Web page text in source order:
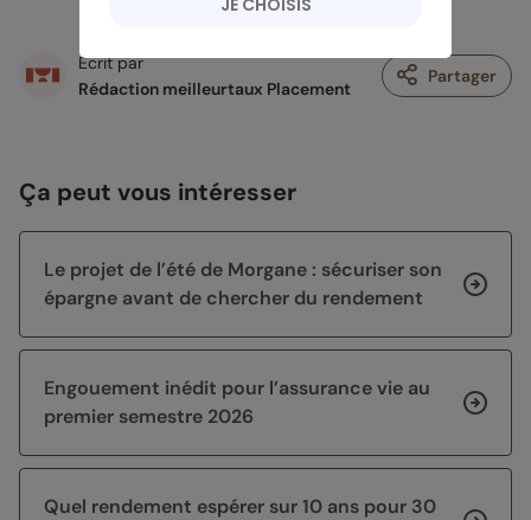
Écrit par
Rédaction meilleurtaux Placement
Partager
Ça peut vous intéresser
Le projet de l’été de Morgane : sécuriser son
épargne avant de chercher du rendement
Engouement inédit pour l’assurance vie au
premier semestre 2026
Quel rendement espérer sur 10 ans pour 30